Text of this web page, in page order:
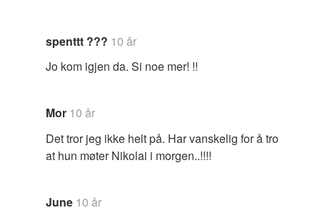
spenttt ??? 10 år
Jo kom igjen da. Si noe mer! !!
Mor 10 år
Det tror jeg ikke helt på. Har vanskelig for å tro
at hun møter Nikolai i morgen..!!!!
June 10 år